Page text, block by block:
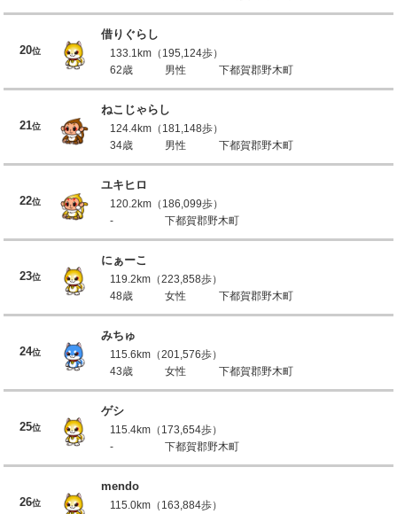
20位
借りぐらし
133.1km（195,124歩）
62歳
男性 下都賀郡野木町
21位
ねこじゃらし
124.4km（181,148歩）
34歳
男性 下都賀郡野木町
22位
ユキヒロ
120.2km（186,099歩）
-
下都賀郡野木町
23位
にぁーこ
119.2km（223,858歩）
48歳
女性 下都賀郡野木町
24位
みちゅ
115.6km（201,576歩）
43歳
女性 下都賀郡野木町
25位
ゲシ
115.4km（173,654歩）
-
下都賀郡野木町
26位
mendo
115.0km（163,884歩）